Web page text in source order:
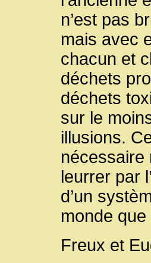
n’est pas
mais avec
chacun et
déchets
déchets
sur le
illusions.
nécessaire
leurrer par
d’un
monde
Freux et